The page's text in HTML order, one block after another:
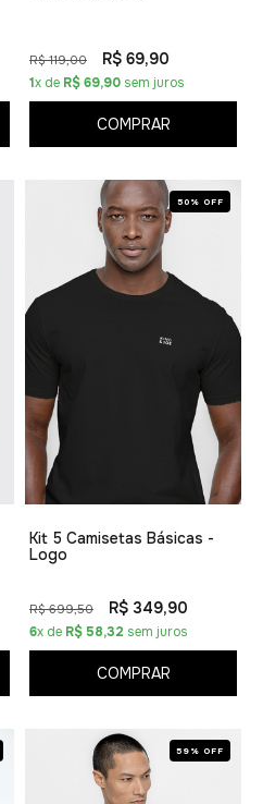
R$ 119,00 R$ 69,90
1x de R$ 69,90 sem juros
COMPRAR
50% OFF
Kit 5 Camisetas Básicas -
Logo
R$ 699,50 R$ 349,90
6x de R$ 58,32 sem juros
COMPRAR
59% OFF